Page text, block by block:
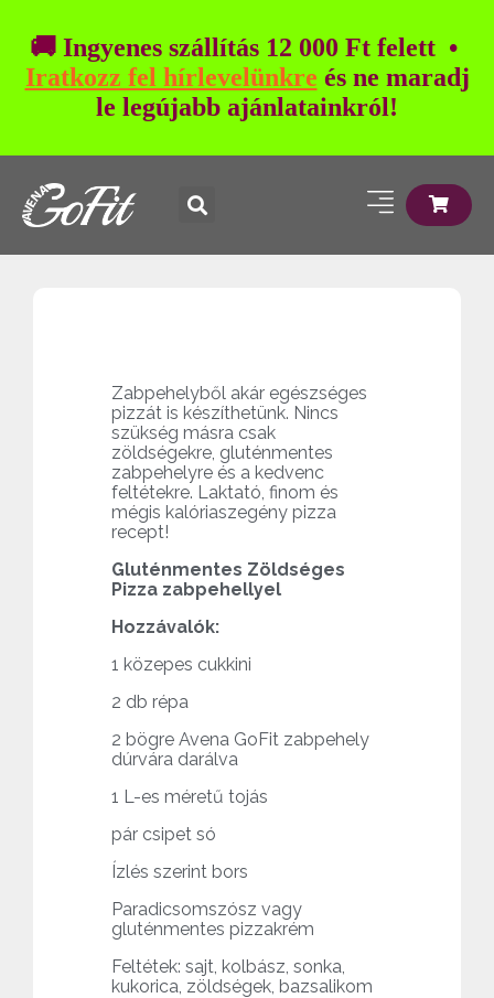
🚚 Ingyenes szállítás 12 000 Ft felett •
Iratkozz fel hírlevelünkre és ne maradj
le legújabb ajánlatainkról!
Zabpehelyből akár egészséges
pizzát is készíthetünk. Nincs
szükség másra csak
zöldségekre, gluténmentes
zabpehelyre és a kedvenc
feltétekre. Laktató, finom és
mégis kalóriaszegény pizza
recept!
Gluténmentes Zöldséges
Pizza zabpehellyel
Hozzávalók:
1 közepes cukkini
2 db répa
2 bögre Avena GoFit zabpehely
dúrvára darálva
1 L-es méretű tojás
pár csipet só
Ízlés szerint bors
Paradicsomszósz vagy
gluténmentes pizzakrém
Feltétek: sajt, kolbász, sonka,
kukorica, zöldségek, bazsalikom